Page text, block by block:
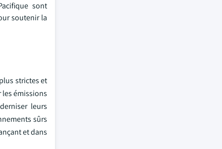
sont
soutenir la
strictes et
émissions
leurs
sûrs
et dans